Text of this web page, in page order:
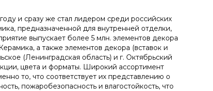
и сразу же стал лидером среди российских
предназначенной для внутренней отделки,
выпускает более 5 млн. элементов декора
а также элементов декора (вставок и
(Ленинградская область) и г. Октябрьский
цвета и форматы. Широкий ассортимент
то, что соответствует их представлению о
пожаробезопасность и влагостойкость, что